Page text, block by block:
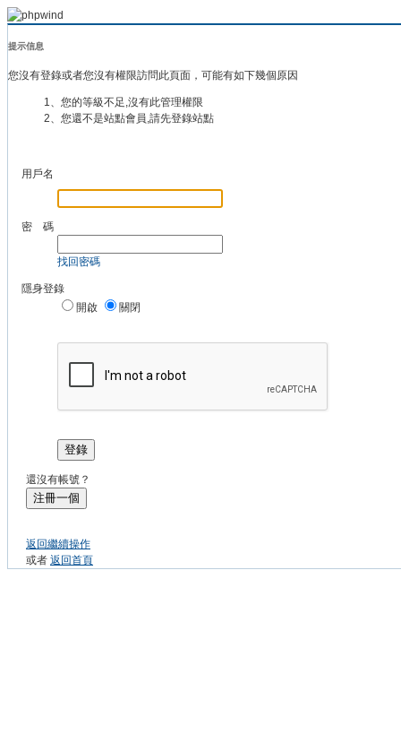
提示信息
您沒有登錄或者您沒有權限訪問此頁面，可能有如下幾個原因
1、您的等級不足,沒有此管理權限
2、您還不是站點會員,請先登錄站點
用戶名
密 碼
找回密碼
隱身登錄
開啟
關閉
登錄
還沒有帳號？
注冊一個
返回繼續操作
或者 返回首頁